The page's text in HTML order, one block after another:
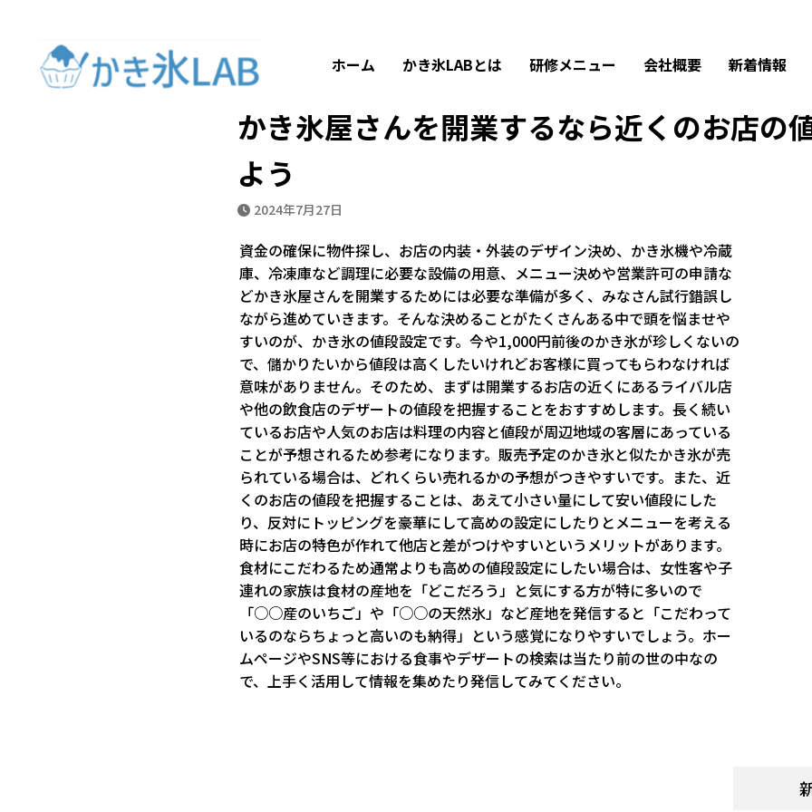
ホーム かき氷LABとは 研修メニュー 会社概要 新着情報
かき氷屋さんを開業するなら近くのお店の
よう
2024年7月27日
資金の確保に物件探し、お店の内装・外装のデザイン決め、かき氷機や冷蔵
庫、冷凍庫など調理に必要な設備の用意、メニュー決めや営業許可の申請な
どかき氷屋さんを開業するためには必要な準備が多く、みなさん試行錯誤し
ながら進めていきます。そんな決めることがたくさんある中で頭を悩ませや
すいのが、かき氷の値段設定です。今や1,000円前後のかき氷が珍しくないの
で、儲かりたいから値段は高くしたいけれどお客様に買ってもらわなければ
意味がありません。そのため、まずは開業するお店の近くにあるライバル店
や他の飲食店のデザートの値段を把握することをおすすめします。長く続い
ているお店や人気のお店は料理の内容と値段が周辺地域の客層にあっている
ことが予想されるため参考になります。販売予定のかき氷と似たかき氷が売
られている場合は、どれくらい売れるかの予想がつきやすいです。また、近
くのお店の値段を把握することは、あえて小さい量にして安い値段にした
り、反対にトッピングを豪華にして高めの設定にしたりとメニューを考える
時にお店の特色が作れて他店と差がつけやすいというメリットがあります。
食材にこだわるため通常よりも高めの値段設定にしたい場合は、女性客や子
連れの家族は食材の産地を「どこだろう」と気にする方が特に多いので
「○○産のいちご」や「○○の天然氷」など産地を発信すると「こだわって
いるのならちょっと高いのも納得」という感覚になりやすいでしょう。ホー
ムページやSNS等における食事やデザートの検索は当たり前の世の中なの
で、上手く活用して情報を集めたり発信してみてください。